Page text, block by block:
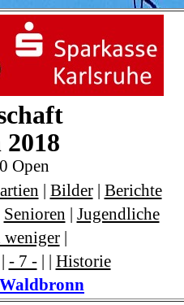
Open
| Bilder| Berichte
Senioren | Jugendliche
weniger|
- 7 -| | Historie